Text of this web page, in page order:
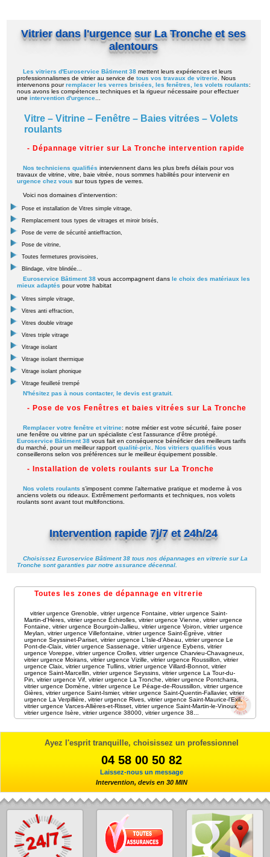
Vitrier dans l'urgence sur La Tronche et ses
alentours
Les vitriers d'Euroservice Bâtiment 38mettent leurs expériences et leurs
professionnalismes de vitrier au service de tous vos travaux de vitrerie. Nous
intervenons pourremplacer les verres brisées, les fenêtres, les volets roulants:
nous avons les compétences techniques et la rigueur nécessaire pour effectuer
une intervention d'urgence...
Vitre – Vitrine – Fenêtre – Baies vitrées – Volets
roulants
- Dépannage vitrier sur La Tronche intervention rapide
Nos techniciens qualifiés interviennent dans les plus brefs délais pour vos
travaux de vitrine, vitre, baie vitrée, nous sommes habilités pour intervenir en
urgence chez vous sur tous types de verres.
Voici nos domaines d'intervention:
Pose et installation de Vitres simple vitrage,
Remplacement tous types de vitrages et miroir brisés,
Pose de verre de sécurité antieffraction,
Pose de vitrine,
Toutes fermetures provisoires,
Blindage, vitre blindée...
Euroservice Bâtiment 38vous accompagnent dans le choix des matériaux les
mieux adaptés pour votre habitat
Vitres simple vitrage,
Vitres anti effraction,
Vitres double vitrage
Vitres triple vitrage
Vitrage isolant
Vitrage isolant thermique
Vitrage isolant phonique
Vitrage feuilleté trempé
N'hésitez pas à nous contacter, le devis est gratuit.
- Pose de vos Fenêtres et baies vitrées sur La Tronche
Remplacer votre fenêtre et vitrine: notre métier est votre sécurité, faire poser
une fenêtre ou vitrine par un spécialiste c'est l'assurance d'être protégé.
Euroservice Bâtiment 38vous fait en conséquence bénéficier des meilleurs tarifs
du marché, pour un meilleur rapport qualité-prix Nos vitriers qualifiés vous
conseillerons selon vos préférences sur le meilleur équipement possible.
- Installation de volets roulants sur La Tronche
Nos volets roulants s’imposent comme l’alternative pratique et moderne à vos
anciens volets ou rideaux. Extrêmement performants et techniques, nos volets
roulants sont avant tout multifonctions.
Intervention rapide 7j/7 et 24h/24
Choisissez Euroservice Bâtiment 38 tous nos dépannages en vitrerie sur La
Tronche sont garanties par notre assurance décennal.
Toutes les zones de dépannage en vitrerie
vitrier urgence Grenoble ,vitrier urgence Fontaine ,vitrier urgence Saint-
Martin-d'Hères ,vitrier urgence Échirolles ,vitrier urgence Vienne ,vitrier urgence
Fontaine
,vitrier urgence Bourgoin-Jallieu ,vitrier urgence Voiron ,vitrier urgence
Meylan
,vitrier urgence Villefontaine ,vitrier urgence Saint-Égrève ,vitrier
urgence Seyssinet-Pariset ,vitrier urgence L'Isle-d'Abeau ,vitrier urgence Le
Pont-de-Claix ,vitrier urgence Sassenage ,vitrier urgence Eybens ,vitrier
urgence Voreppe
,vitrier urgence Crolles ,vitrier urgence Charvieu-Chavagneux
vitrier urgence Moirans ,vitrier urgence Vizille ,vitrier urgence Roussillon ,vitrier
urgence Claix ,vitrier urgence Tullins ,vitrier urgence Villard-Bonnot ,vitrier
urgence Saint-Marcellin
,vitrier urgence Seyssins ,vitrier urgence La Tour-du-
Pin
,vitrier urgence Vif ,vitrier urgence La Tronche ,vitrier urgence Pontcharra
vitrier urgence Domène
,vitrier urgence Le Péage-de-Roussillon ,vitrier urgence
Gières ,vitrier urgence Saint-Ismier,vitrier urgence Saint-Quentin-Fallavier,vitrier
urgence La Verpillière
,vitrier urgence Rives ,vitrier urgence Saint-Maurice-l'Exil,
vitrier urgence Varces-Allières-et-Risset ,vitrier urgence Saint-Martin-le-Vinoux,
vitrier urgence Isère
,vitrier urgence 38000 ,vitrier urgence 38
Ayez l'esprit tranquille, choisissez un professionnel
04 58 00 50 82
Laissez-nous un message
Intervention, devis en 30 MIN